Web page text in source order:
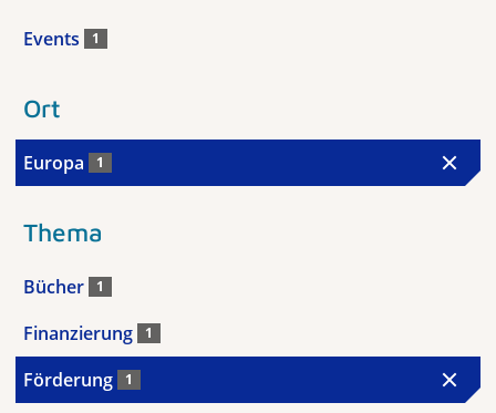
Events 1
Ort
Europa 1
Thema
Bücher 1
Finanzierung 1
Förderung 1